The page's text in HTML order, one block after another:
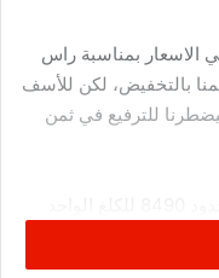
الاسعار بمناسبة راس
بالتخفيض، لكن للأسف
للترفيع في ثمن